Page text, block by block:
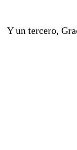
Y un tercero,